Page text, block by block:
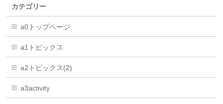
カテゴリー
a0トップページ
a1トピックス
a2トピックス(2)
a3activity